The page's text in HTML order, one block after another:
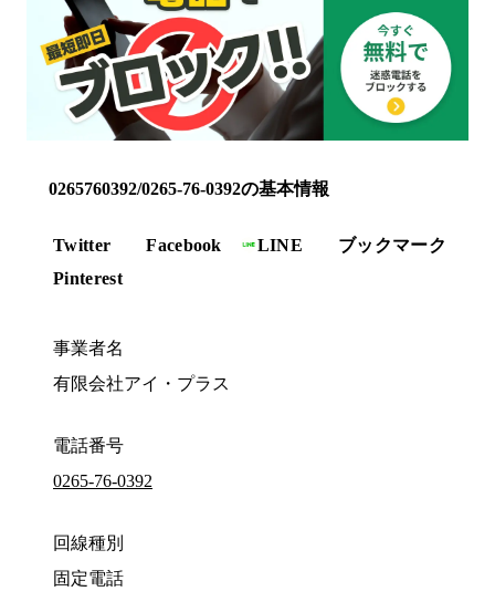
0265760392/0265-76-0392の基本情報
Twitter Facebook LINE
ブックマーク
Pinterest
事業者名
有限会社アイ・プラス
電話番号
0265-76-0392
回線種別
固定電話